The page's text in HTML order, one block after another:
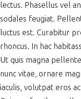
lectus. Phasellus vel
sodales feugiat.
luctus est. Curabitur
rhoncus. In hac
Ut quis magna
nunc vitae, ornare
iaculis, volutpat eros